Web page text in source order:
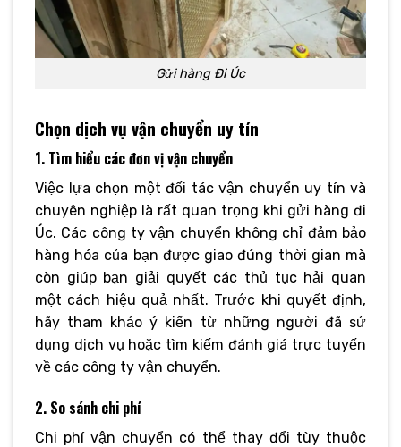
Gửi hàng Đi Úc
Chọn dịch vụ vận chuyển uy tín
1. Tìm hiểu các đơn vị vận chuyển
Việc lựa chọn một đối tác vận chuyển uy tín và
chuyên nghiệp là rất quan trọng khi gửi hàng đi
Úc. Các công ty vận chuyển không chỉ đảm bảo
hàng hóa của bạn được giao đúng thời gian mà
còn giúp bạn giải quyết các thủ tục hải quan
một cách hiệu quả nhất. Trước khi quyết định,
hãy tham khảo ý kiến từ những người đã sử
dụng dịch vụ hoặc tìm kiếm đánh giá trực tuyến
về các công ty vận chuyển.
2. So sánh chi phí
Chi phí vận chuyển có thể thay đổi tùy thuộc